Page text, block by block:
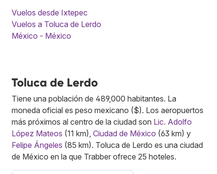
Vuelos desde Ixtepec
Vuelos a Toluca de Lerdo
México - México
Toluca de Lerdo
Tiene una población de 489,000 habitantes. La
moneda oficial es peso mexicano ($). Los aeropuertos
más próximos al centro de la ciudad son Lic. Adolfo
López Mateos (11 km), Ciudad de México (63 km) y
Felipe Ángeles (85 km). Toluca de Lerdo es una ciudad
de México en la que Trabber ofrece 25 hoteles.